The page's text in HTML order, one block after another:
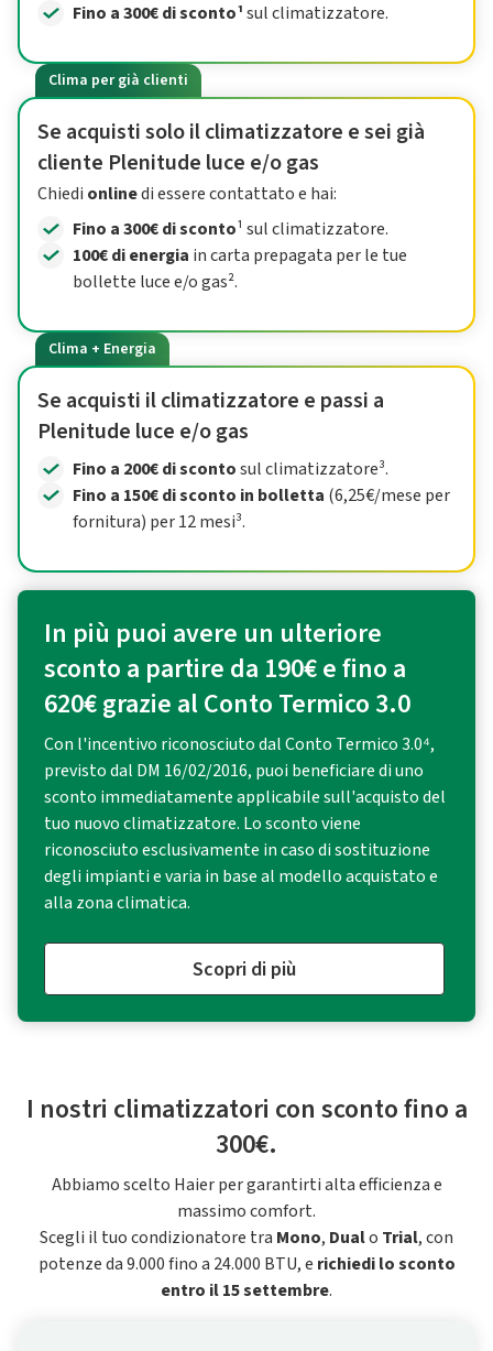
Fino a 300€ di sconto¹sul climatizzatore.
Clima per già clienti
Se acquisti solo il climatizzatore e sei già
cliente Plenitude luce e/o gas
Chiedi onlinedi essere contattato e hai:
Fino a 300€ di sconto¹ sul climatizzatore.
100€ di energia in carta prepagata per le tue
bollette luce e/o gas².
Clima + Energia
Se acquisti il climatizzatore e passi a
Plenitude luce e/o gas
Fino a 200€ di scontosul climatizzatore³.
Fino a 150€ di sconto in bolletta (6,25€/mese per
fornitura) per 12 mesi³.
In più puoi avere un ulteriore
sconto a partire da 190€ e fino a
620€ grazie al Conto Termico 3.0
Con l'incentivo riconosciuto dal Conto Termico 3.0⁴,
previsto dal DM 16/02/2016, puoi beneficiare di uno
sconto immediatamente applicabile sull'acquisto del
tuo nuovo climatizzatore. Lo sconto viene
riconosciuto esclusivamente in caso di sostituzione
degli impianti e varia in base al modello acquistato e
alla zona climatica.
Scopri di più
I nostri climatizzatori con sconto fino a
300€.
Abbiamo scelto Haier per garantirti alta efficienza e
massimo comfort.
Scegli il tuo condizionatore tra Mono, Dualo Trial, con
potenze da 9.000 fino a 24.000 BTU, e richiedi lo sconto
entro il 15 settembre.